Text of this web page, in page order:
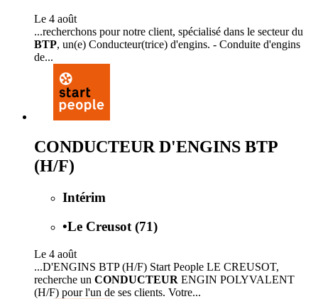
Le 4 août
...recherchons pour notre client, spécialisé dans le secteur du
BTP, un(e) Conducteur(trice) d'engins. - Conduite d'engins
de...
CONDUCTEUR D'ENGINS BTP
(H/F)
Intérim
•Le Creusot (71)
Le 4 août
...D'ENGINS BTP (H/F) Start People LE CREUSOT,
recherche un CONDUCTEUR ENGIN POLYVALENT
(H/F) pour l'un de ses clients. Votre...